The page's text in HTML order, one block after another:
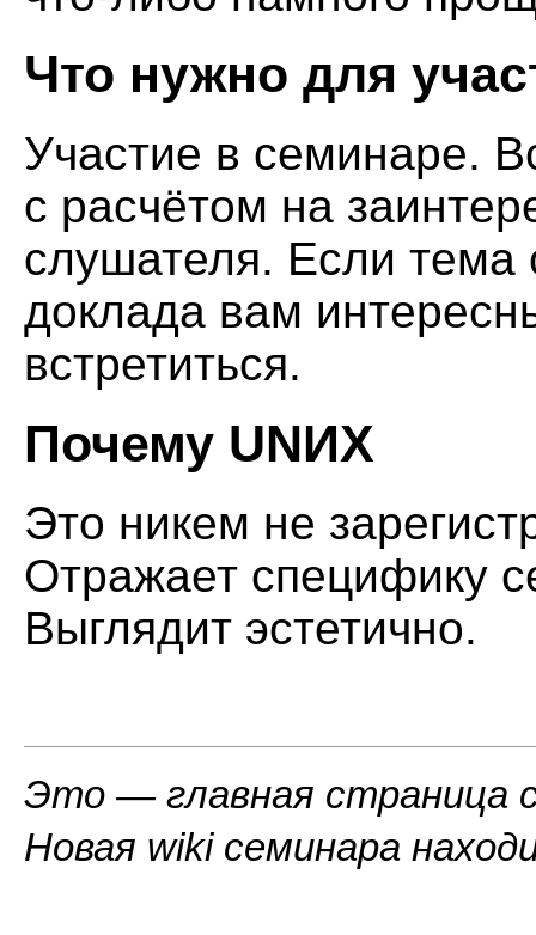
Что нужно для
Участие в семинаре.
с расчётом на
слушателя. Если
доклада вам
встретиться.
Почему UNИX
Это никем не
Отражает специфику
Выглядит эстетично.
Это — главная страница
Новая wiki семинара